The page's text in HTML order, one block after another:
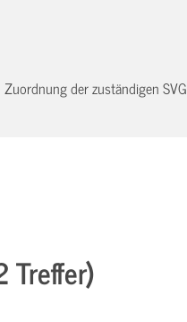
der zuständigen SVG
Treffer)